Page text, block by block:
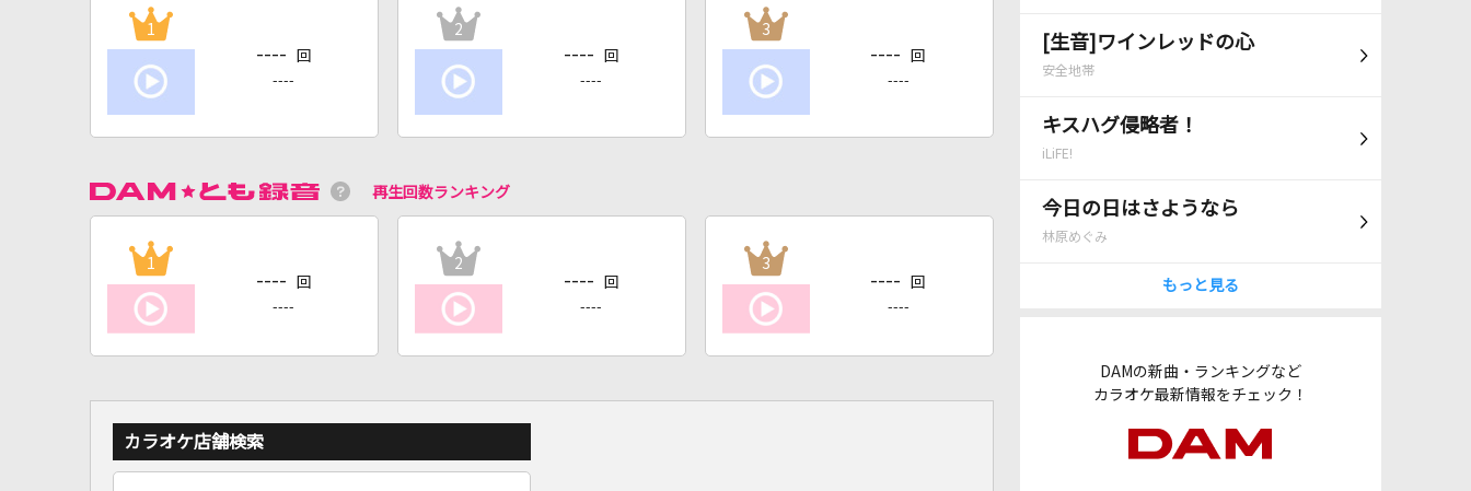
[生音]ワインレッドの心
安全地帯
キスハグ侵略者！
iLiFE!
今日の日はさようなら
林原めぐみ
もっと見る
DAMの新曲・ランキングなど
カラオケ最新情報をチェック！
1
---- 回
----
2
---- 回
----
3
---- 回
----
再生回数ランキング
1
---- 回
----
2
---- 回
----
3
---- 回
----
カラオケ店舗検索